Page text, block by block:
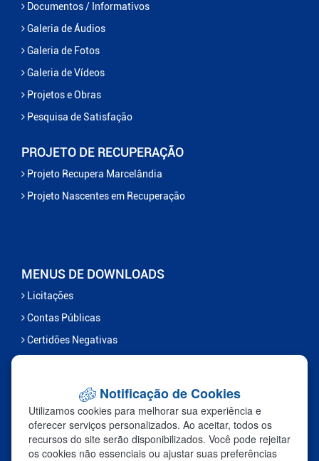
Documentos / Informativos
Galeria de Áudios
Galeria de Fotos
Galeria de Vídeos
Projetos e Obras
Pesquisa de Satisfação
PROJETO DE RECUPERAÇÃO
Projeto Recupera Marcelândia
Projeto Nascentes em Recuperação
MENUS DE DOWNLOADS
Licitações
Contas Públicas
Certidões Negativas
FALE CONOSCO
Ouvidoria
Fale Com a Prefeitura
Notificação de Cookies
Utilizamos cookies para melhorar sua experiência e
oferecer serviços personalizados. Ao aceitar, todos os
recursos do site serão disponibilizados. Você pode rejeitar
os cookies não essenciais ou ajustar suas preferências